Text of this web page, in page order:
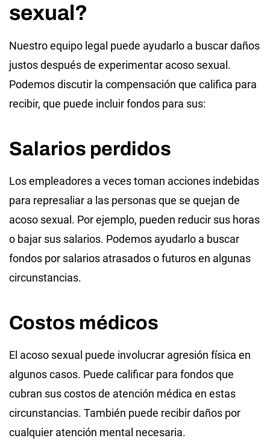
sexual?
Nuestro equipo legal puede ayudarlo a buscar daños
justos después de experimentar acoso sexual.
Podemos discutir la compensación que califica para
recibir, que puede incluir fondos para sus:
Salarios perdidos
Los empleadores a veces toman acciones indebidas
para represaliar a las personas que se quejan de
acoso sexual. Por ejemplo, pueden reducir sus horas
o bajar sus salarios. Podemos ayudarlo a buscar
fondos por salarios atrasados o futuros en algunas
circunstancias.
Costos médicos
El acoso sexual puede involucrar agresión física en
algunos casos. Puede calificar para fondos que
cubran sus costos de atención médica en estas
circunstancias. También puede recibir daños por
cualquier atención mental necesaria.